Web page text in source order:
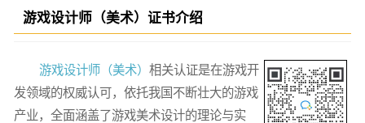
游戏设计师（美术）证书介绍
游戏设计师（美术） 相关认证是在游戏开
发领域的权威认可，依托我国不断壮大的游戏
产业，全面涵盖了游戏美术设计的理论与实